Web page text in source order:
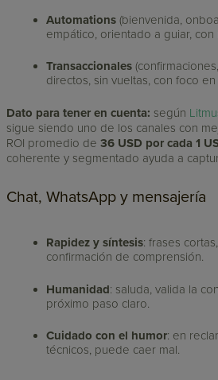
Automations (bienvenida,
empático, orientado a guiar,
Transaccionales
directos, sin vueltas, con foco
Dato para tener en cuenta: según
sigue siendo uno de los canales con
ROI promedio de36 USD por cada 1
coherente y segmentado ayuda a
Chat, WhatsApp y mensajería
Rapidez y síntesis: frases
confirmación de comprensión.
Humanidad: saluda, valida la
próximo paso claro.
Cuidado con el humor: en
técnicos, puede caer mal.